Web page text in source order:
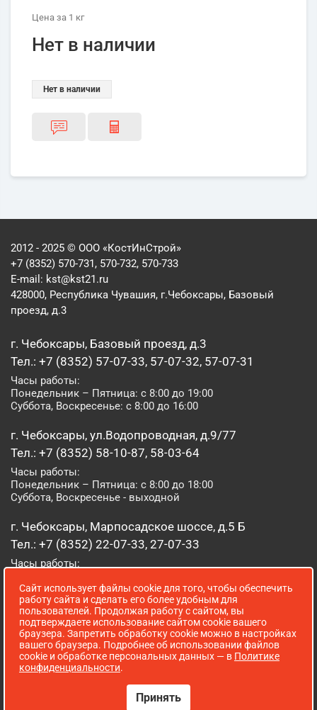
Цена за 1 кг
Нет в наличии
Нет в наличии
2012 - 2025 © ООО «КостИнСтрой»
+7 (8352) 570-731, 570-732, 570-733
E-mail: kst@kst21.ru
428000, Республика Чувашия, г.Чебоксары, Базовый
проезд, д.3
г. Чебоксары, Базовый проезд, д.3
Тел.: +7 (8352) 57-07-33, 57-07-32, 57-07-31
Часы работы:
Понедельник – Пятница: с 8:00 до 19:00
Суббота, Воскресенье: с 8:00 до 16:00
г. Чебоксары, ул.Водопроводная, д.9/77
Тел.: +7 (8352) 58-10-87, 58-03-64
Часы работы:
Понедельник – Пятница: с 8:00 до 18:00
Суббота, Воскресенье - выходной
г. Чебоксары, Марпосадское шоссе, д.5 Б
Тел.: +7 (8352) 22-07-33, 27-07-33
Часы работы:
Суббота, Воскресенье: с 8:00 до 16:00
г. Йошкар-Ола, ул. Луначарского, д. 52 А
Тел.: (8362) 41-07-31
Часы работы:
Понедельник – Пятница: с 8:00 до 18:00
Сайт использует файлы cookie для того, чтобы обеспечить
работу сайта и сделать его более удобным для
пользователей. Продолжая работу с сайтом, вы
подтверждаете использование сайтом cookie вашего
браузера. Запретить обработку cookie можно в настройках
вашего браузера. Подробнее об использовании файлов
cookie и обработке персональных данных — в Политике
конфиденциальности.
Принять